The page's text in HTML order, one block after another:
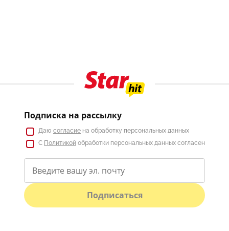
Подписка на рассылку
Даю согласие на обработку персональных данных
С Политикой обработки персональных данных согласен
Подписаться